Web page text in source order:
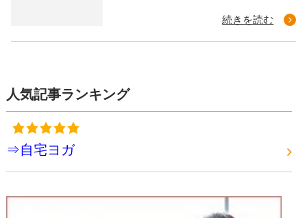
続きを読む
人気記事ランキング
⇒自宅ヨガ